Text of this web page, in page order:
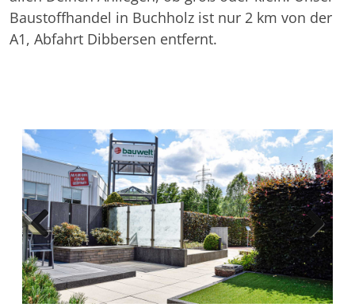
Baustoffhandel in Buchholz ist nur 2 km von der
A1, Abfahrt Dibbersen entfernt.
Previous Next